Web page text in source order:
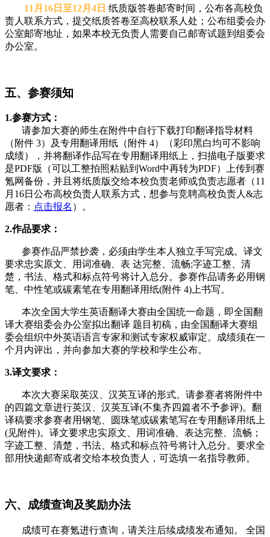
11月16日至12月4日 纸质版答卷邮寄时间，公布各高校负
责人联系方式，提交纸质答卷至高校联系人处；公布组委会办
公室邮寄地址，如果本校无负责人需要自己邮寄试题到组委会
办公室。
五、参赛须知
1.参赛方式：
请参加大赛的师生在附件中自行下载打印翻译指导材料
（附件 3）及专用翻译用纸（附件 4）（彩印黑白均可不影响
成绩），并将翻译作品写在专用翻译用纸上，扫描电子版要求
是PDF版（可以工整拍照粘贴到Word中再转为PDF）上传到赛
氪网备份，并且将纸质版交给本校负责老师或负责志愿者（11
月16日公布高校负责人联系方式，想参与竞聘高校负责人&志
愿者： 点击报名 ）。
2.作品要求：
参赛作品严禁抄袭，必须由学生本人独立手写完成。译文
要求忠实原文、用词准确、表 达完整、流畅;字迹工整、清
楚，书法、格式和标点符号将计入总分。参赛作品请务必用钢
笔、中性笔或碳素笔在专用翻译用纸(附件 4)上书写。
本次全国大学生英语翻译大赛由全国统一命题，即全国翻
译大赛组委会办公室拟出翻译 题目初稿，由全国翻译大赛组
委会组织中外英语语言专家和测试专家权威审定。成绩须在一
个月内评出，并向参加大赛的学校和学生公布。
3.译文要求：
本次大赛采取英汉、汉英互译的形式。请参赛者将附件中
的四篇文章进行英汉、汉英互译(不集齐四篇者不予参评)。翻
译稿要求参赛者用钢笔、圆珠笔或碳素笔写在专用翻译用纸上
(见附件)。译文要求忠实原文、用词准确、表达完整、流畅；
字迹工整、清楚，书法、格式和标点符号将计入总分。要求全
部用快递邮寄或者交给本校负责人，可选填一名指导教师。
六、成绩查询及奖励办法
成绩可在赛氪进行查询，请关注后续成绩发布通知。 全国